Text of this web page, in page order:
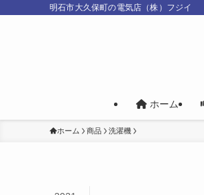
明石市大久保町の電気店（株）フジイ
ホーム
ホーム 商品 洗濯機